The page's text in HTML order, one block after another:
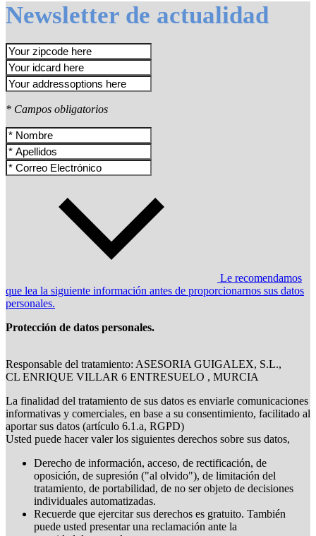
Newsletter de actualidad
* Campos obligatorios
Le recomendamos
que lea la siguiente información antes de proporcionarnos sus datos
personales.
Protección de datos personales.
Responsable del tratamiento: ASESORIA GUIGALEX, S.L.,
CL ENRIQUE VILLAR 6 ENTRESUELO , MURCIA
La finalidad del tratamiento de sus datos es enviarle comunicaciones
informativas y comerciales, en base a su consentimiento, facilitado al
aportar sus datos (artículo 6.1.a, RGPD)
Usted puede hacer valer los siguientes derechos sobre sus datos,
Derecho de información, acceso, de rectificación, de
oposición, de supresión ("al olvido"), de limitación del
tratamiento, de portabilidad, de no ser objeto de decisiones
individuales automatizadas.
Recuerde que ejercitar sus derechos es gratuito. También
puede usted presentar una reclamación ante la